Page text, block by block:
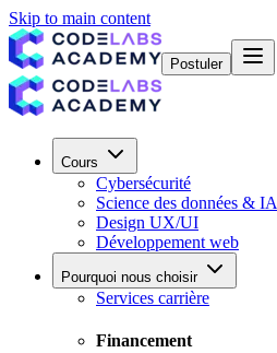
Skip to main content
Postuler
Cours
Cybersécurité
Science des données & IA
Design UX/UI
Développement web
Pourquoi nous choisir
Services carrière
Financement